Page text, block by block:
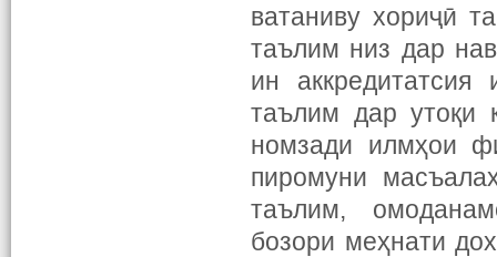
ватаниву хориҷӣ
таълим низ дар
ин
таълим дар утоқи
номзади илмҳои
пиромуни
таълим,
бозори меҳнати